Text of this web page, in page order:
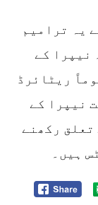
یہ ترامیم
نیپرا کے
ریٹائرڈ
نیپرا کے
تعلق رکھنے